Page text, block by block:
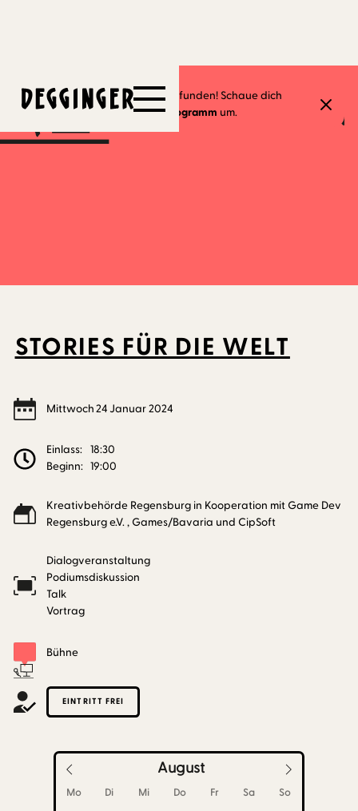
Dieses Event hat schon stattgefunden! Schaue dich
gerne in unseremaktuellen Programm um.
24.1.2024
STORIES FÜR DIE WELT
Mittwoch24 Januar2024
Einlass: 18:30
Beginn: 19:00
Kreativbehörde Regensburg in Kooperation mit Game Dev
Regensburg e.V. , Games/Bavaria und CipSoft
Dialogveranstaltung
Podiumsdiskussion
Talk
Vortrag
Bühne
EINTRITT FREI
August
Mo Di Mi Do Fr Sa So